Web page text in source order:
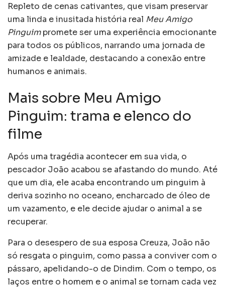
Repleto de cenas cativantes, que visam preservar
uma linda e inusitada história real Meu Amigo
Pinguimpromete ser uma experiência emocionante
para todos os públicos, narrando uma jornada de
amizade e lealdade, destacando a conexão entre
humanos e animais.
Mais sobre Meu Amigo
Pinguim: trama e elenco do
filme
Após uma tragédia acontecer em sua vida, o
pescador João acabou se afastando do mundo. Até
que um dia, ele acaba encontrando um pinguim à
deriva sozinho no oceano, encharcado de óleo de
um vazamento, e ele decide ajudar o animal a se
recuperar.
Para o desespero de sua esposa Creuza, João não
só resgata o pinguim, como passa a conviver com o
pássaro, apelidando-o de Dindim. Com o tempo, os
laços entre o homem e o animal se tornam cada vez